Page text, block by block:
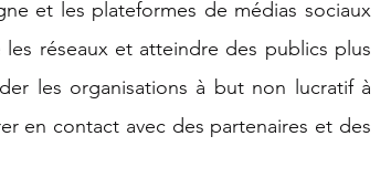
et les plateformes de médias sociaux
réseaux et atteindre des publics plus
les organisations à but non lucratif à
en contact avec des partenaires et des